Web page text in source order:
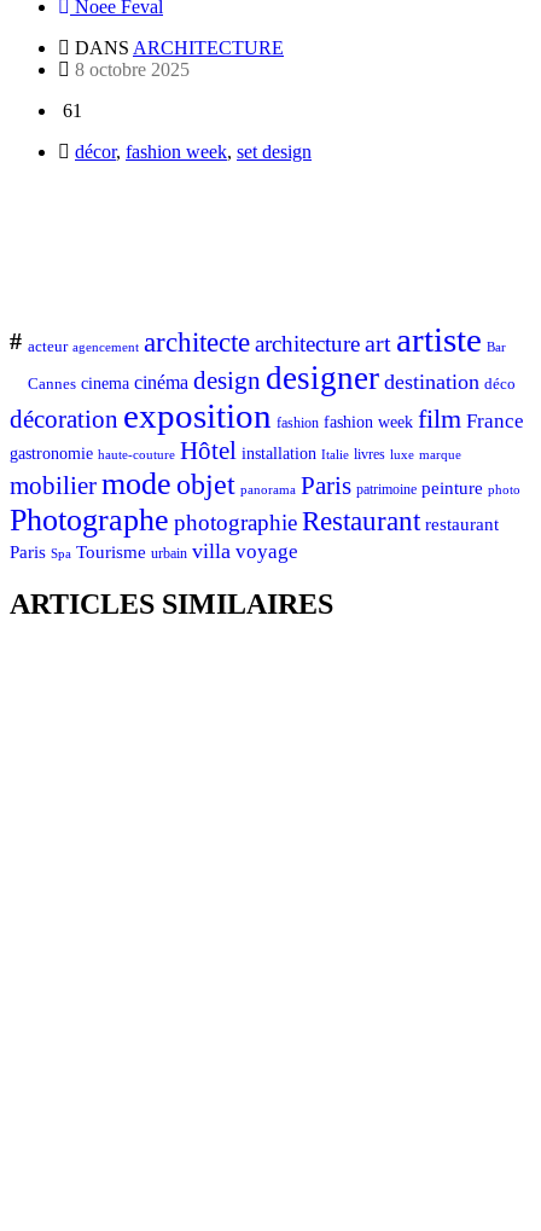
Noee Feval
DANS ARCHITECTURE
8 octobre 2025
61
décor, fashion week, set design
# acteur agencement architectearchitectureart artiste Bar
Cannes cinema cinéma design designer destination déco
décoration exposition fashion fashion week film France
gastronomie haute-couture Hôtel installation Italie livres luxe marque
mobiliermode objet panorama Paris patrimoine peinture photo
Photographe photographieRestaurant restaurant
Paris Spa Tourisme urbain villa voyage
ARTICLES SIMILAIRES